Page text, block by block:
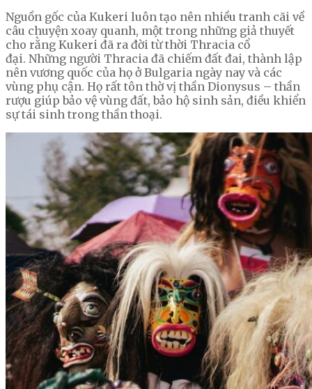
Nguồn gốc của Kukeri luôn tạo nên nhiều tranh cãi về
câu chuyện xoay quanh, một trong những giả thuyết
cho rằng Kukeri đã ra đời từ thời Thracia cổ
đại. Những người Thracia đã chiếm đất đai, thành lập
nên vương quốc của họ ở Bulgaria ngày nay và các
vùng phụ cận. Họ rất tôn thờ vị thần Dionysus – thần
rượu giúp bảo vệ vùng đất, bảo hộ sinh sản, điều khiển
sự tái sinh trong thần thoại.